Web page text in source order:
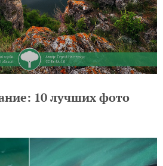
10 лучших фото